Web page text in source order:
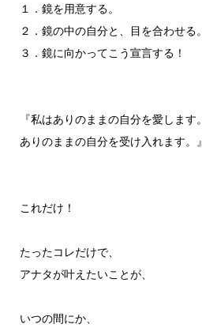
１．鏡を用意する。
２．鏡の中の自分と、目を合わせる。
３．鏡に向かってこう宣言する！
『私はありのままの自分を愛します。
ありのままの自分を受け入れます。』
これだけ！
たったコレだけで、
アナタが叶えたいことが、
いつの間にか、